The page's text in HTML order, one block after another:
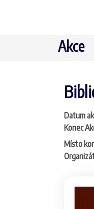
Akce
Datum
Konec
Místo